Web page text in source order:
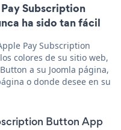
Subscription
ha sido tan fácil
Pay Subscription
colores de su sitio web,
a su Joomla página,
o donde desee en su
Button App